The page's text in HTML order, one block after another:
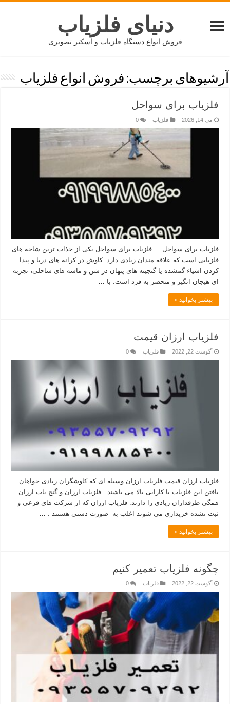
دنیای فلزیاب
فروش انواع دستگاه فلزیاب و اسکنر تصویری
آرشیوهای برچسب: فروش انواع فلزیاب
فلزیاب برای سواحل
می 14, 2026 فلزیاب 0
فلزیاب برای سواحل فلزیاب برای سواحل یکی از جذاب‌ ترین شاخه‌ های
فلزیابی است که علاقه‌ مندان زیادی دارد. کاوش در کرانه‌ های دریا و پیدا
کردن اشیاء گمشده یا گنجینه‌ های پنهان در شن و ماسه‌ های ساحلی، تجربه‌
ای هیجان‌ انگیز و منحصر به فرد است. با …
بیشتر بخوانید »
فلزیاب ارزان قیمت
آگوست 22, 2022 فلزیاب 0
فلزیاب ارزان قیمت فلزیاب ارزان وسیله ای که کاوشگران زیادی خواهان
یافتن این فلزیاب با کارایی بالا می باشند . فلزیاب ارزان و گنج یاب ارزان
همگی طرفداران زیادی را دارند. فلزیاب ارزان که از شرکت های فرعی و
ثبت نشده خریداری می شوند اغلب به صورت دستی هستند . …
بیشتر بخوانید »
چگونه فلزیاب تعمیر کنیم
آگوست 22, 2022 فلزیاب 0